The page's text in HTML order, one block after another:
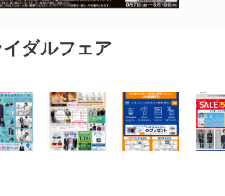
ダルフェア